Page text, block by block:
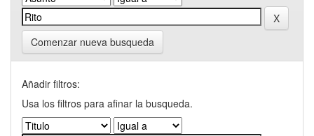
Comenzar nueva busqueda
Añadir filtros:
Usa los filtros para afinar la busqueda.